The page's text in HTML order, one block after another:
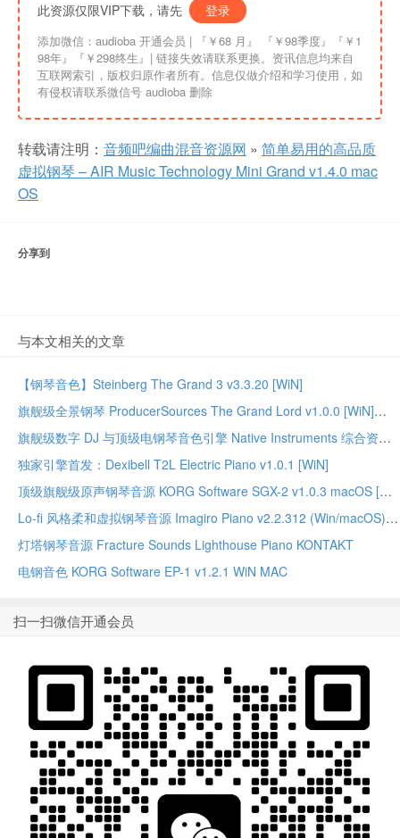
此资源仅限VIP下载，请先 登录
添加微信：audioba 开通会员 | 『￥68 月』 『￥98季度』『￥1
98年』『￥298终生』| 链接失效请联系更换。资讯信息均来自
互联网索引，版权归原作者所有。信息仅做介绍和学习使用，如
有侵权请联系微信号 audioba 删除
转载请注明： 音频吧编曲混音资源网 » 简单易用的高品质
虚拟钢琴 – AIR Music Technology Mini Grand v1.4.0 mac
OS
分享到
与本文相关的文章
【钢琴音色】Steinberg The Grand 3 v3.3.20 [WiN]
旗舰级全景钢琴 ProducerSources The Grand Lord v1.0.0 [WiN]
旗舰级数字 DJ 与顶级电钢琴音色引擎 Native Instruments 综合资源合集
独家引擎首发：Dexibell T2L Electric Piano v1.0.1 [WiN]
顶级旗舰级原声钢琴音源 KORG Software SGX-2 v1.0.3 macOS [MORiA]
Lo-fi 风格柔和虚拟钢琴音源 Imagiro Piano v2.2.312 (Win/macOS)-TEAM SEA SLUG
灯塔钢琴音源 Fracture Sounds Lighthouse Piano KONTAKT
电钢音色 KORG Software EP-1 v1.2.1 WiN MAC
扫一扫微信开通会员